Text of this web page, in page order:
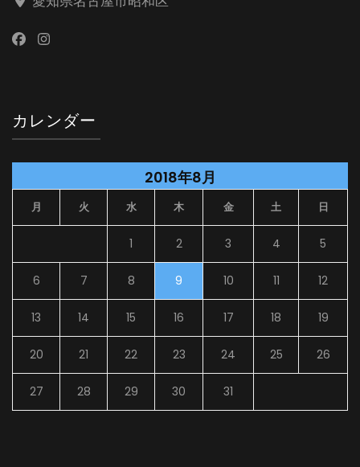
カレンダー
2018年8月
月 火 水 木 金 土 日
1 2 3 4 5
6 7 8 9 10 11 12
13 14 15 16 17 18 19
20 21 22 23 24 25 26
27 28 29 30 31